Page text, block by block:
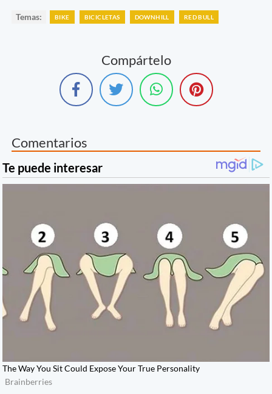
Temas: BIKE BICICLETAS DOWNHILL RED BULL
Compártelo
Comentarios